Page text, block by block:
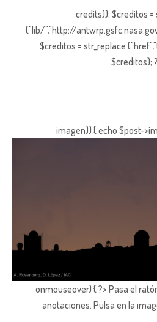
credits)); $creditos =
("lib/","http://
$creditos = str_replace
$creditos);
imagen)) { echo $post-
onmouseover) { ?> Pasa el
anotaciones. Pulsa en la